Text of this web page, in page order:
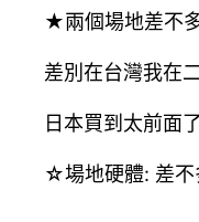
★兩個場地差不
差別在台灣我在
日本買到太前面
☆場地硬體: 差不